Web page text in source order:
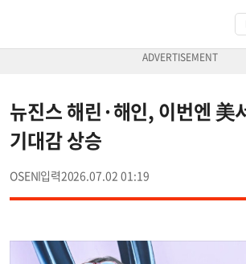
뉴진스 해린·해인, 이번엔 美
기대감 상승
OSEN 2026.07.02 01:19